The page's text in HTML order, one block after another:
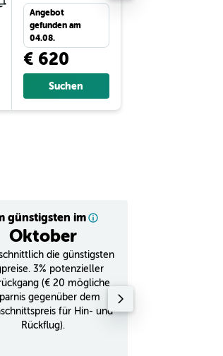
Angebot
gefunden am
04.08.
€ 620
Suchen
günstigsten im
Oktober
die günstigsten
3% potenzieller
(€ 20 mögliche
gegenüber dem
für Hin- und
Rückflug).